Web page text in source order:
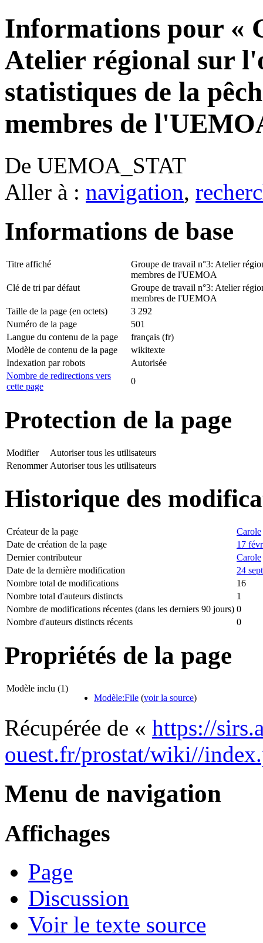
Informations pour «
Atelier régional sur
statistiques de la
membres de
De UEMOA_STAT
Aller à : navigation,
Informations de base
Titre affiché
Groupe de travail n°3: Atelier
membres de l'UEMOA
Clé de tri par défaut
Groupe de travail n°3: Atelier
membres de l'UEMOA
Taille de la page (en octets)
3 292
Numéro de la page
501
Langue du contenu de la page
français (fr)
Modèle de contenu de la page
wikitexte
Indexation par robots
Autorisée
Nombre de redirections vers
cette page
0
Protection de la page
Modifier
Autoriser tous les utilisateurs
Renommer Autoriser tous les utilisateurs
Historique des
Créateur de la page
Carole
Date de création de la page
17
Dernier contributeur
Carole
Date de la dernière modification
24
Nombre total de modifications
16
Nombre total d'auteurs distincts
1
Nombre de modifications récentes (dans les derniers 90 jours) 0
Nombre d'auteurs distincts récents
0
Propriétés de la page
Modèle inclu (1)
Modèle:File (voir la source)
Récupérée de « https://
ouest.fr/prostat/wiki//
Menu de navigation
Affichages
Page
Discussion
Voir le texte source